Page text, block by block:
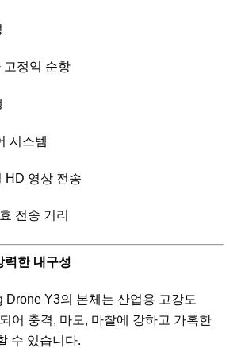
고정익 순항
시스템
HD 영상 전송
전송 거리
력한 내구성
Drone Y3의 본체는 산업용 고강도
어 충격, 마모, 마찰에 강하고 가혹한
수 있습니다.